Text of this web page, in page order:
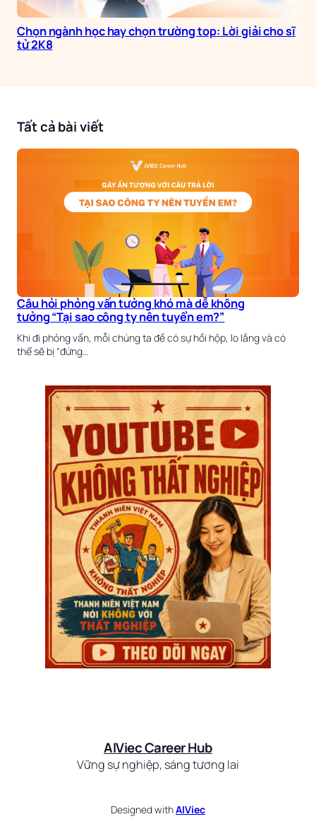
Chọn ngành học hay chọn trường top: Lời giải cho sĩ
tử 2K8
Tất cả bài viết
Câu hỏi phỏng vấn tưởng khó mà dễ không
tưởng “Tại sao công ty nên tuyển em?”
Khi đi phỏng vấn, mỗi chúng ta đề có sự hồi hộp, lo lắng và có
thể sẽ bị “đứng…
AIViec Career Hub
Vững sự nghiệp, sáng tương lai
Designed withAIViec